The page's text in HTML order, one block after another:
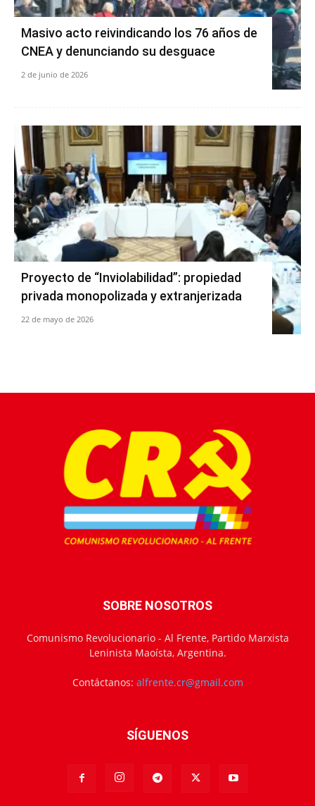
Masivo acto reivindicando los 76 años de
CNEA y denunciando su desguace
2 de junio de 2026
Proyecto de “Inviolabilidad”: propiedad
privada monopolizada y extranjerizada
22 de mayo de 2026
SOBRE NOSOTROS
Comunismo Revolucionario - Al Frente, Partido Marxista
Leninista Maoísta, Argentina.
Contáctanos: alfrente.cr@gmail.com
SÍGUENOS